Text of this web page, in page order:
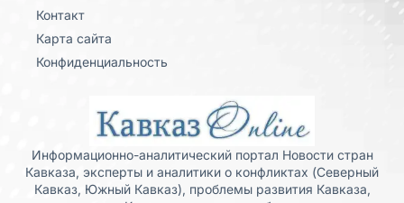
Контакт
Карта сайта
Конфиденциальность
Информационно-аналитический портал Новости стран
Кавказа, эксперты и аналитики о конфликтах (Северный
Кавказ, Южный Кавказ), проблемы развития Кавказа,